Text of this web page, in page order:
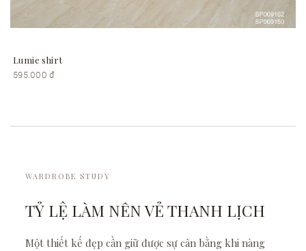
Lumie shirt
595.000 đ
WARDROBE STUDY
TỶ LỆ LÀM NÊN VẺ THANH LỊCH
Một thiết kế đẹp cần giữ được sự cân bằng khi nàng